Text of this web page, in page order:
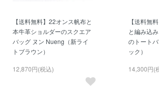
【送料無料】22オンス帆布と
本牛革ショルダーのスクエア
バッグ ヌン Nueng（新ライ
トブラウン）
12,870円(税込)
【送料無
と編み込
のトート
ック）
14,300円(